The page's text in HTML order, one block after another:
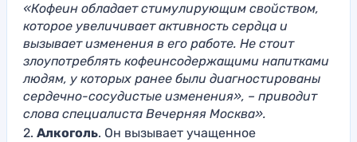
«Кофеин обладает стимулирующим свойством,
которое увеличивает активность сердца и
вызывает изменения в его работе. Не стоит
злоупотреблять кофеинсодержащими напитками
людям, у которых ранее были диагностированы
сердечно-сосудистые изменения», – приводит
слова специалиста Вечерняя Москва».
2. Алкоголь. Он вызывает учащенное